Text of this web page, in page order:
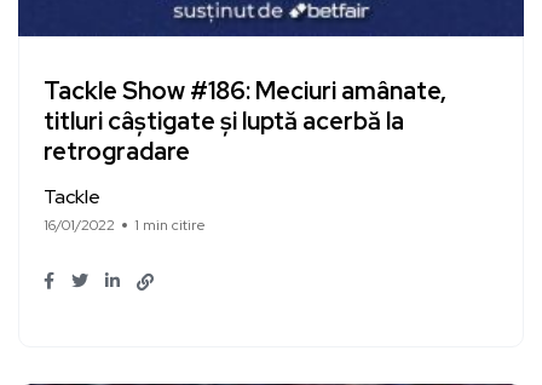
Tackle Show #186: Meciuri amânate,
titluri câștigate și luptă acerbă la
retrogradare
Tackle
16/01/2022 1 min citire